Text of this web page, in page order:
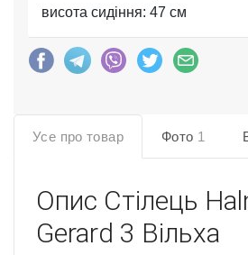
висота сидіння: 47 см
Усе про товар Фото 1
Опис Стілець
Gerard 3 Вільха